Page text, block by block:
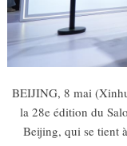
BEIJING, 8 mai
la 28e édition du
Beijing, qui se tient